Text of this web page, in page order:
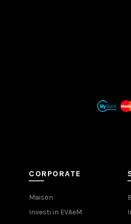
CORPORATE
Maison
Investi in EVAeM